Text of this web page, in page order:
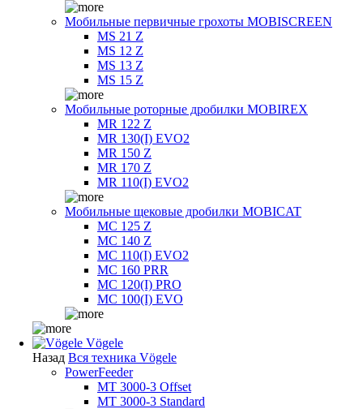
Мобильные первичные грохоты MOBISCREEN
MS 21 Z
MS 12 Z
MS 13 Z
MS 15 Z
Мобильные роторные дробилки MOBIREX
MR 122 Z
MR 130(I) EVO2
MR 150 Z
MR 170 Z
MR 110(I) EVO2
Мобильные щековые дробилки MOBICAT
MC 125 Z
MC 140 Z
MC 110(I) EVO2
MC 160 PRR
MC 120(I) PRO
MC 100(I) EVO
Vögele
Назад Вся техника Vögele
PowerFeeder
MT 3000-3 Offset
MT 3000-3 Standard